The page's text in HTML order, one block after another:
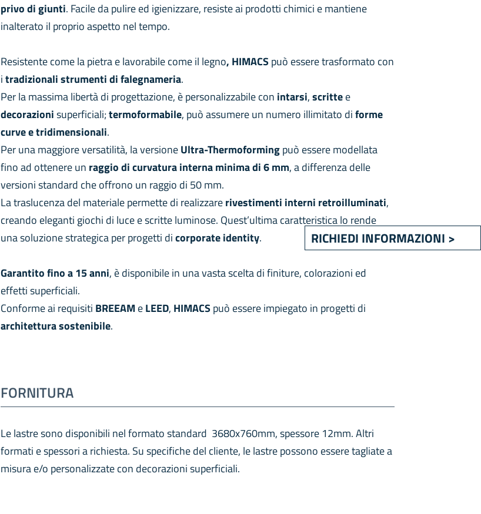
RICHIEDI INFORMAZIONI >
privo di giunti. Facile da pulire ed igienizzare, resiste ai prodotti chimici e mantiene
inalterato il proprio aspetto nel tempo.
Resistente come la pietra e lavorabile come il legno, HIMACSpuò essere trasformato con
itradizionali strumenti di falegnameria.
Per la massima libertà di progettazione, è personalizzabile con intarsi,scrittee
decorazionisuperficiali;termoformabile, può assumere un numero illimitato diforme
curve e tridimensionali.
Per una maggiore versatilità, la versioneUltra-Thermoformingpuò essere modellata
fino ad ottenere un raggio di curvatura interna minima di 6 mm, a differenza delle
versioni standard che offrono un raggio di 50 mm.
La traslucenza del materiale permette di realizzarerivestimenti interni retroilluminati,
creando eleganti giochi di luce e scritte luminose. Quest’ultima caratteristica lo rende
una soluzione strategica per progetti dicorporateidentity.
Garantito fino a 15 anni, è disponibile in una vasta scelta di finiture, colorazioni ed
effetti superficiali.
Conforme ai requisiti BREEAMeLEED, HIMACSpuò essere impiegato in progetti di
architetturasostenibile.
FORNITURA
Le lastre sono disponibili nel formato standard 3680x760mm, spessore 12mm. Altri
formati e spessori a richiesta. Su specifiche del cliente, le lastre possono essere tagliate a
misura e/o personalizzate con decorazioni superficiali.